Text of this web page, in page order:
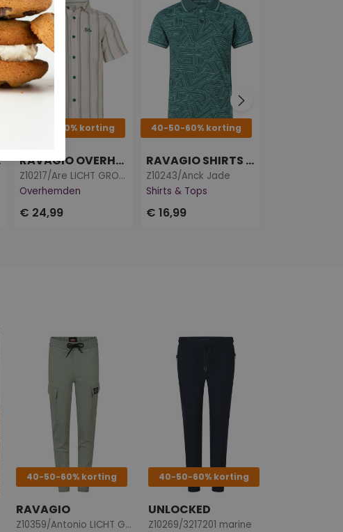
40-50-60% korting
RAVAGIO OVERHEMDEN
Z10217/Are LICHT GROEN
Overhemden
€ 24,99
40-50-60% korting
RAVAGIO SHIRTS & TOPS
Z10243/Anck Jade
Shirts & Tops
€ 16,99
40-50-60% korting
RAVAGIO
Z10359/Antonio LICHT GROEN
40-50-60% korting
UNLOCKED
Z10269/3217201 marine